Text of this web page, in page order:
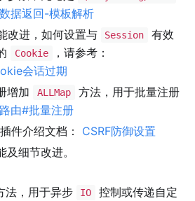
数据返回-模板解析
改进，如何设置与 Session
有效
Cookie
，请参考：
会话过期
增加
ALLMap
方法，用于批量注册
由#批量注册
插件介绍文档： CSRF防御设置
细节改进。
法，用于异步 IO
控制或传递自定